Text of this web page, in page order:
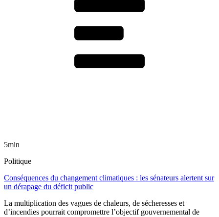
5min
Politique
Conséquences du changement climatiques : les sénateurs alertent sur
un dérapage du déficit public
La multiplication des vagues de chaleurs, de sécheresses et
d’incendies pourrait compromettre l’objectif gouvernemental de